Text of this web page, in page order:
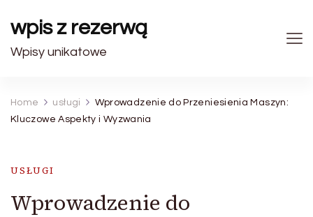
wpis z rezerwą
Wpisy unikatowe
Home usługi
Wprowadzenie do Przeniesienia Maszyn:
Kluczowe Aspekty i Wyzwania
USŁUGI
Wprowadzenie do